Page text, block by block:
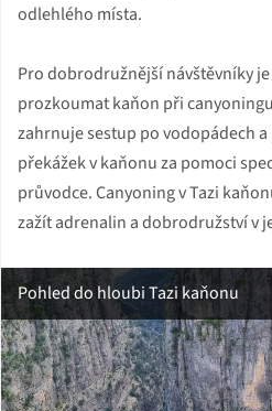
odlehlého místa.
Pro dobrodružnější návštěvníky
prozkoumat kaňon při
zahrnuje sestup po vodopádech
překážek v kaňonu za pomoci
průvodce. Canyoning v Tazi
zažít adrenalin a dobrodružství v
Pohled do hloubi Tazi kaňonu